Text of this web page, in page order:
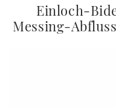
Einloch-
Messing-